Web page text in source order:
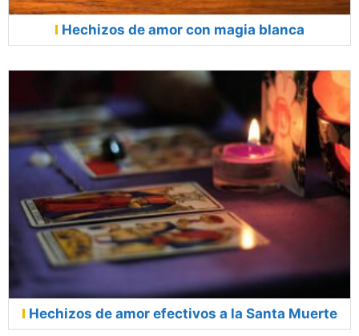
Hechizos de amor con magia blanca
Hechizos de amor efectivos a la Santa Muerte